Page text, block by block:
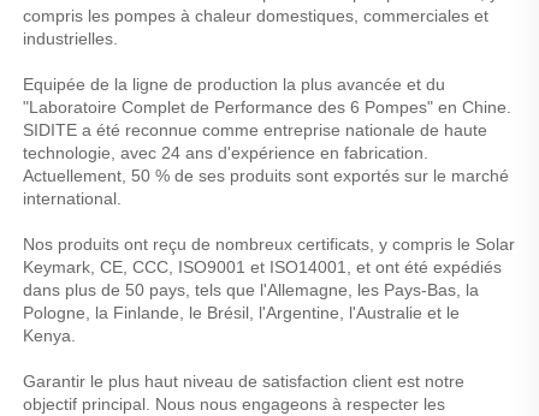
compris les pompes à chaleur domestiques, commerciales et
industrielles.
Equipée de la ligne de production la plus avancée et du
"Laboratoire Complet de Performance des 6 Pompes" en Chine.
SIDITE a été reconnue comme entreprise nationale de haute
technologie, avec 24 ans d'expérience en fabrication.
Actuellement, 50 % de ses produits sont exportés sur le marché
international.
Nos produits ont reçu de nombreux certificats, y compris le Solar
Keymark, CE, CCC, ISO9001 et ISO14001, et ont été expédiés
dans plus de 50 pays, tels que l'Allemagne, les Pays-Bas, la
Pologne, la Finlande, le Brésil, l'Argentine, l'Australie et le
Kenya.
Garantir le plus haut niveau de satisfaction client est notre
objectif principal. Nous nous engageons à respecter les